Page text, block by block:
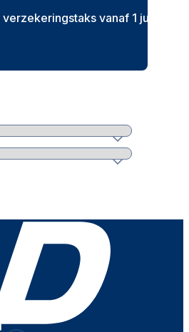
vanaf 1 juli